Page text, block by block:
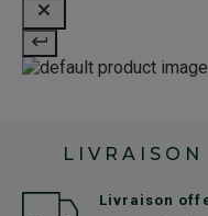
Livraison